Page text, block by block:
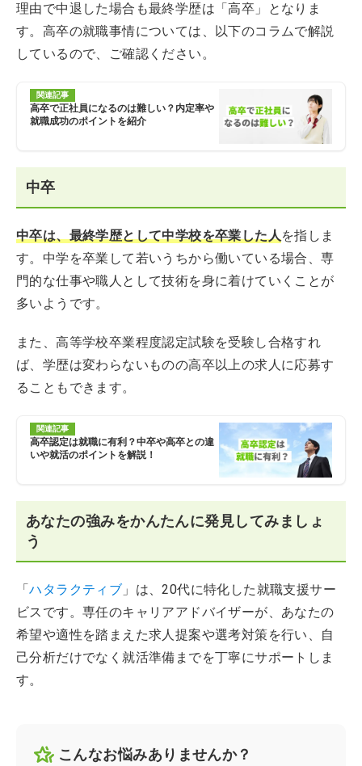
理由で中退した場合も最終学歴は「高卒」となりま
す。高卒の就職事情については、以下のコラムで解説
しているので、ご確認ください。
関連記事
高卒で正社員になるのは難しい？内定率や
就職成功のポイントを紹介
中卒
中卒は、最終学歴として中学校を卒業した人を指しま
す。中学を卒業して若いうちから働いている場合、専
門的な仕事や職人として技術を身に着けていくことが
多いようです。
また、高等学校卒業程度認定試験を受験し合格すれ
ば、学歴は変わらないものの高卒以上の求人に応募す
ることもできます。
関連記事
高卒認定は就職に有利？中卒や高卒との違
いや就活のポイントを解説！
あなたの強みをかんたんに発見してみましょ
う
「ハタラクティブ 」は、20代に特化した就職支援サー
ビスです。専任のキャリアアドバイザーが、あなたの
希望や適性を踏まえた求人提案や選考対策を行い、自
己分析だけでなく就活準備までを丁寧にサポートしま
す。
こんなお悩みありませんか？